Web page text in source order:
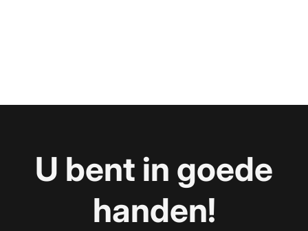
U bent in goede
handen!